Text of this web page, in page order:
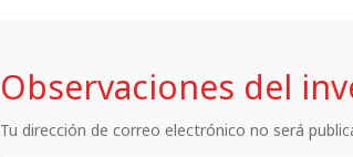
Observaciones del
Tu dirección de correo electrónico no será